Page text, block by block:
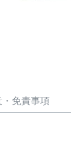
・免責事項